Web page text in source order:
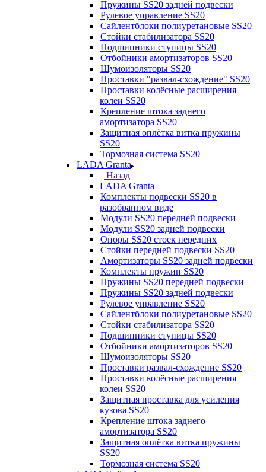
Пружины SS20 задней подвески
Рулевое управление SS20
Сайлентблоки полиуретановые SS20
Стойки стабилизатора SS20
Подшипники ступицы SS20
Отбойники амортизаторов SS20
Шумоизоляторы SS20
Проставки "развал-схождение" SS20
Проставки колёсные расширения
колеи SS20
Крепление штока заднего
амортизатора SS20
Защитная оплётка витка пружины
SS20
Тормозная система SS20
LADA Granta
Назад
LADA Granta
Комплекты подвески SS20 в
разобранном виде
Модули SS20 передней подвески
Модули SS20 задней подвески
Опоры SS20 стоек передних
Стойки передней подвески SS20
Амортизаторы SS20 задней подвески
Комплекты пружин SS20
Пружины SS20 передней подвески
Пружины SS20 задней подвески
Рулевое управление SS20
Сайлентблоки полиуретановые SS20
Стойки стабилизатора SS20
Подшипники ступицы SS20
Отбойники амортизаторов SS20
Шумоизоляторы SS20
Проставки развал-схождение SS20
Проставки колёсные расширения
колеи SS20
Защитная проставка для усиления
кузова SS20
Крепление штока заднего
амортизатора SS20
Защитная оплётка витка пружины
SS20
Тормозная система SS20